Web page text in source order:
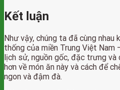
Kết luận
Như vậy, chúng ta đã cùng nhau
thống của miền Trung Việt Nam
lịch sử, nguồn gốc, đặc trưng và
hơn về món ăn này và cách để
ngon và đậm đà.